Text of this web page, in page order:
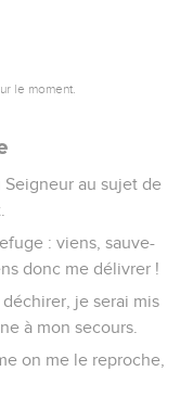
le moment.
Seigneur au sujet de
: viens, sauve-
donc me délivrer !
je serai mis
à mon secours.
on me le reproche,